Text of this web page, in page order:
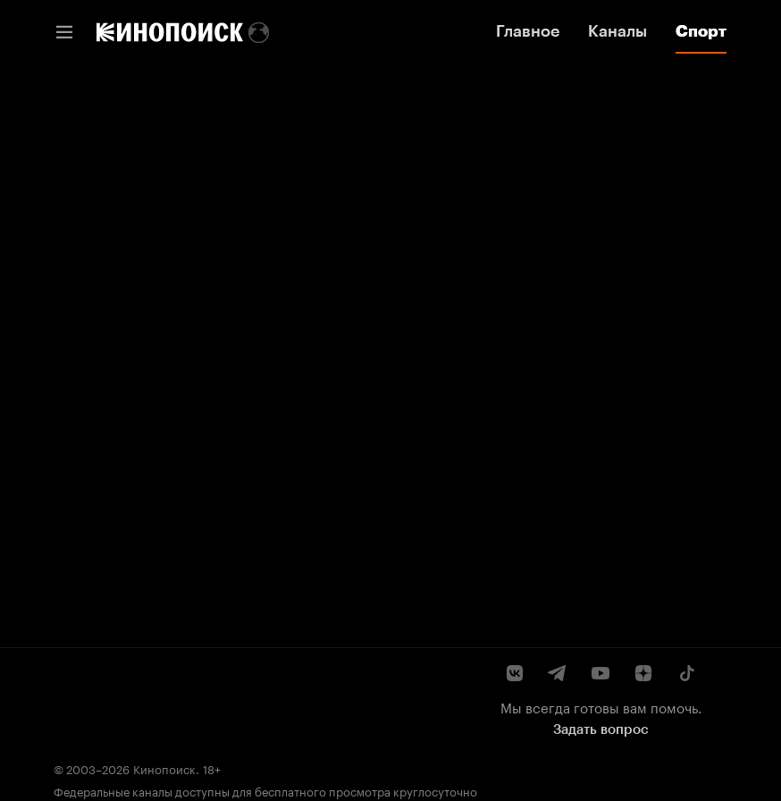
Главное Каналы Спорт
Главное Каналы Спорт
Мы всегда готовы вам помочь.
Задать вопрос
© 2003–2026 Кинопоиск. 18+
Федеральные каналы доступны для бесплатного просмотра круглосуточно